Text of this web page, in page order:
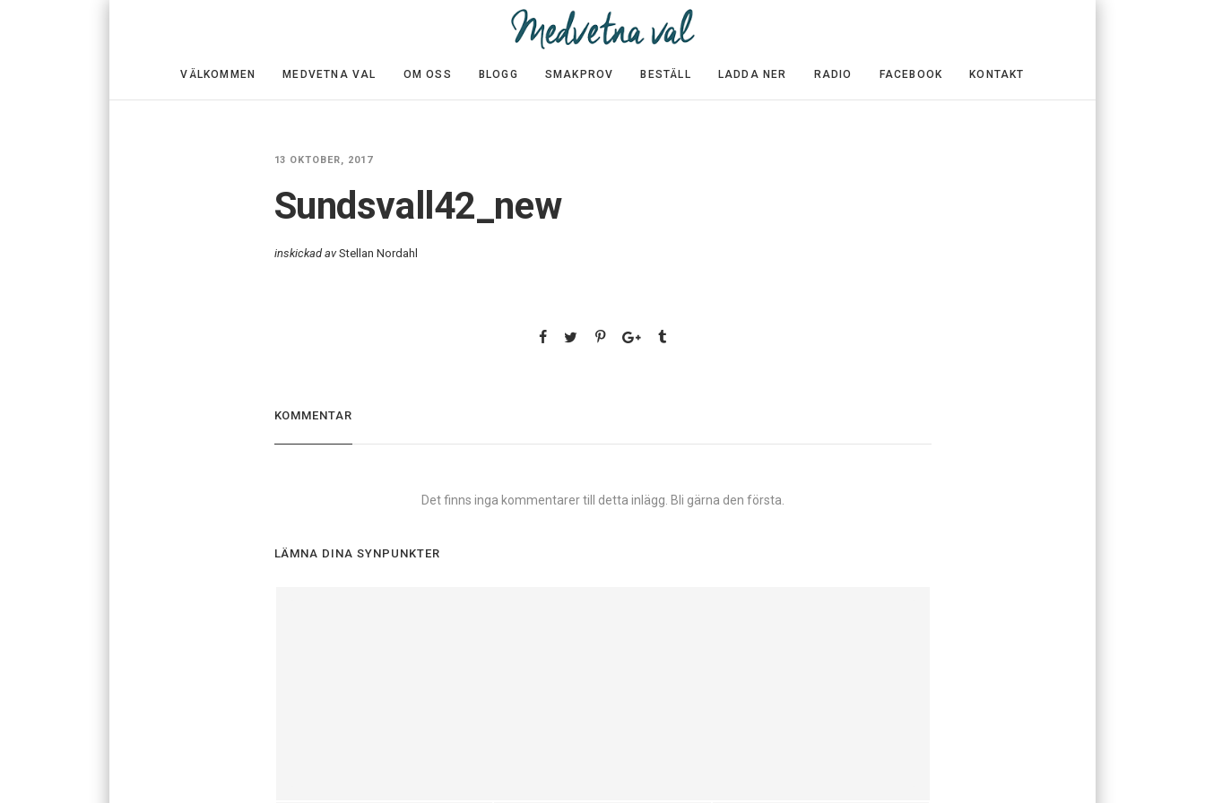
VÄLKOMMEN MEDVETNA VAL OM OSS BLOGG SMAKPROV BESTÄLL LADDA NER RADIO FACEBOOK KONTAKT
13 OKTOBER, 2017
Sundsvall42_new
inskickad avStellan Nordahl
KOMMENTAR
Det finns inga kommentarer till detta inlägg. Bli gärna den första.
LÄMNA DINA SYNPUNKTER